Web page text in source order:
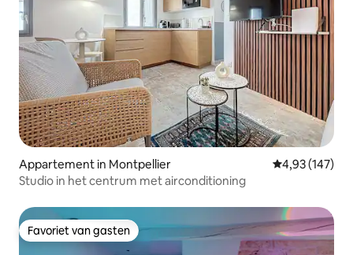
Appartement in Montpellier Gemiddelde
4,93 (147)
Studio in het centrum met airconditioning
Favoriet van gasten
Favoriet van gasten